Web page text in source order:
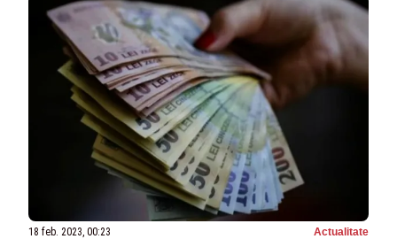
18 feb. 2023, 00:23 Actualitate